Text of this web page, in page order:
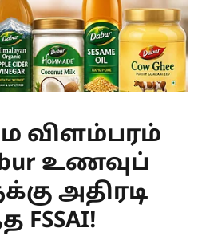
விளம்பரம்
உணவுப்
அதிரடி